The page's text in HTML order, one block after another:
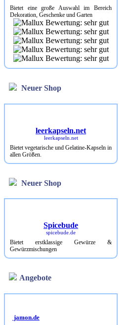
Bietet eine große Auswahl im Bereich
Dekoration, Geschenke und Garten
Neuer Shop
leerkapseln.net
leerkapseln.net
Bietet vegetarische und Gelatine-Kapseln in
allen Größen.
Neuer Shop
Spicebude
spicebude.de
Bietet erstklassige Gewürze &
Gewürzmischungen
Angebote
jamon.de